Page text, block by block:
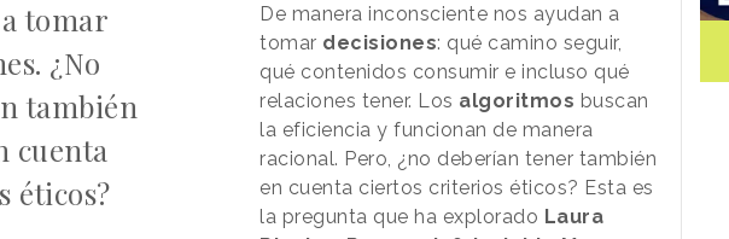
tomar
¿No
también
cuenta
éticos?
De manera inconsciente nos ayudan a
tomar decisiones: qué camino seguir,
qué contenidos consumir e incluso qué
relaciones tener. Los algoritmos buscan
la eficiencia y funcionan de manera
racional. Pero, ¿no deberían tener también
en cuenta ciertos criterios éticos? Esta es
la pregunta que ha explorado Laura